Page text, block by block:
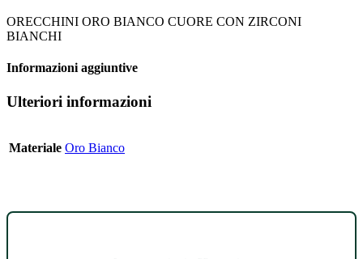
ORECCHINI ORO BIANCO CUORE CON ZIRCONI
BIANCHI
Informazioni aggiuntive
Ulteriori informazioni
Materiale Oro Bianco